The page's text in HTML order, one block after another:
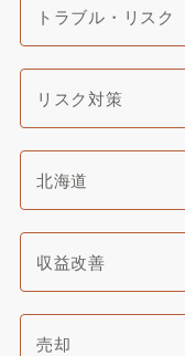
トラブル・リスク
リスク対策
北海道
収益改善
売却